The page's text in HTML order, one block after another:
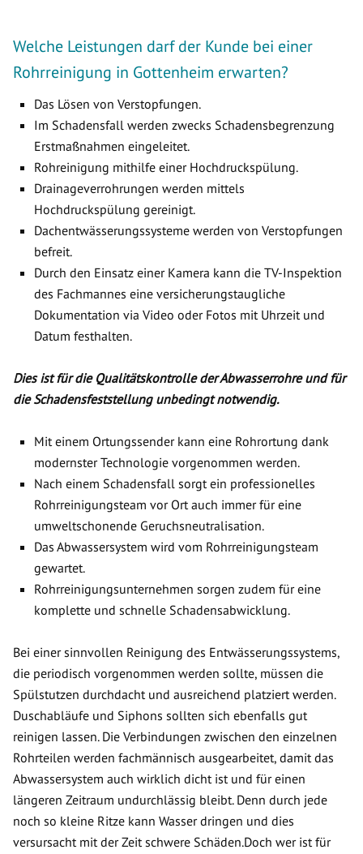
Welche Leistungen darf der Kunde bei einer
Rohrreinigung in Gottenheim erwarten?
Das Lösen von Verstopfungen.
Im Schadensfall werden zwecks Schadensbegrenzung
Erstmaßnahmen eingeleitet.
Rohreinigung mithilfe einer Hochdruckspülung.
Drainageverrohrungen werden mittels
Hochdruckspülung gereinigt.
Dachentwässerungssysteme werden von Verstopfungen
befreit.
Durch den Einsatz einer Kamera kann die TV-Inspektion
des Fachmannes eine versicherungstaugliche
Dokumentation via Video oder Fotos mit Uhrzeit und
Datum festhalten.
Dies ist für die Qualitätskontrolle der Abwasserrohre und für
die Schadensfeststellung unbedingt notwendig.
Mit einem Ortungssender kann eine Rohrortung dank
modernster Technologie vorgenommen werden.
Nach einem Schadensfall sorgt ein professionelles
Rohrreinigungsteam vor Ort auch immer für eine
umweltschonende Geruchsneutralisation.
Das Abwassersystem wird vom Rohrreinigungsteam
gewartet.
Rohrreinigungsunternehmen sorgen zudem für eine
komplette und schnelle Schadensabwicklung.
Bei einer sinnvollen Reinigung des Entwässerungssystems,
die periodisch vorgenommen werden sollte, müssen die
Spülstutzen durchdacht und ausreichend platziert werden.
Duschabläufe und Siphons sollten sich ebenfalls gut
reinigen lassen. Die Verbindungen zwischen den einzelnen
Rohrteilen werden fachmännisch ausgearbeitet, damit das
Abwassersystem auch wirklich dicht ist und für einen
längeren Zeitraum undurchlässig bleibt. Denn durch jede
noch so kleine Ritze kann Wasser dringen und dies
versursacht mit der Zeit schwere Schäden.Doch wer ist für